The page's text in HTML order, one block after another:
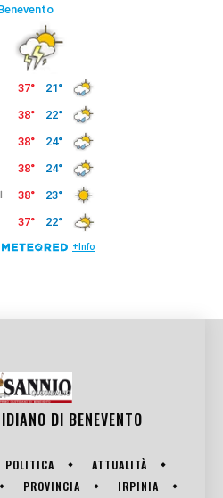
DI BENEVENTO
POLITICA
ATTUALITÀ
PROVINCIA
IRPINIA